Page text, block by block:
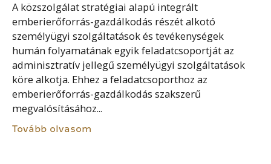
A közszolgálat stratégiai alapú integrált
emberierőforrás-gazdálkodás részét alkotó
személyügyi szolgáltatások és tevékenységek
humán folyamatának egyik feladatcsoportját az
adminisztratív jellegű személyügyi szolgáltatások
köre alkotja. Ehhez a feladatcsoporthoz az
emberierőforrás-gazdálkodás szakszerű
megvalósításához...
Tovább olvasom